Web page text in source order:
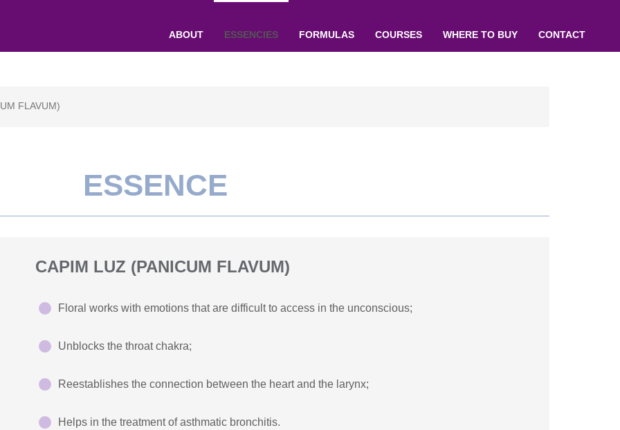
ABOUT ESSENCIES FORMULAS COURSES WHERE TO BUY CONTACT
FLAVUM)
ESSENCE
CAPIM LUZ (PANICUM FLAVUM)
Floral works with emotions that are difficult to access in the unconscious;
Unblocks the throat chakra;
Reestablishes the connection between the heart and the larynx;
Helps in the treatment of asthmatic bronchitis.